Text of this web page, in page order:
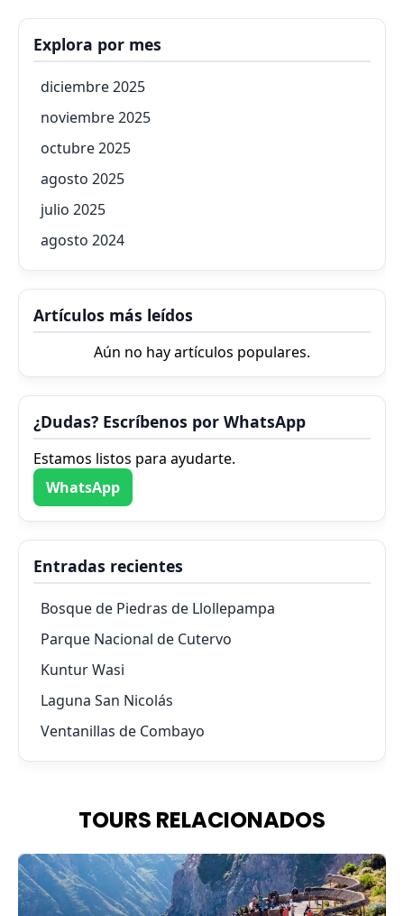
Explora por mes
diciembre 2025
noviembre 2025
octubre 2025
agosto 2025
julio 2025
agosto 2024
Artículos más leídos
Aún no hay artículos populares.
¿Dudas? Escríbenos por WhatsApp
Estamos listos para ayudarte.
WhatsApp
Entradas recientes
Bosque de Piedras de Llollepampa
Parque Nacional de Cutervo
Kuntur Wasi
Laguna San Nicolás
Ventanillas de Combayo
TOURS RELACIONADOS